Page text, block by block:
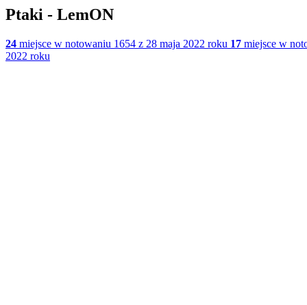
Ptaki - LemON
24 miejsce w notowaniu 1654 z 28 maja 2022 roku 17 miejsce w
2022 roku